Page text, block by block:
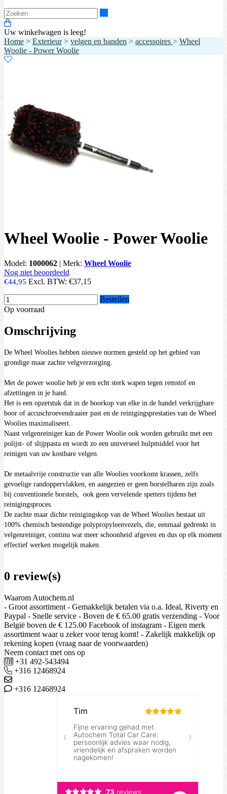
Uw winkelwagen is leeg!
Home > Exterieur> velgen en banden > accessoires > Wheel
Woolie - Power Woolie
Wheel Woolie - Power Woolie
Model: 1000062 | Merk: Wheel Woolie
Nog niet beoordeeld
€44,95 Excl. BTW: €37,15
Bestellen
Op voorraad
Omschrijving
De Wheel Woolies hebben nieuwe normen gesteld op het gebied van
grondige maar zachte velgverzorging.
Met de power woolie heb je een echt sterk wapen tegen remstof en
afzettingen in je hand.
Het is een opzetstuk dat in de boorkop van elke in de handel verkrijgbare
boor of accuschroevendraaier past en de reinigingsprestaties van de Wheel
Woolies maximaliseert.
Naast velgenreiniger kan de Power Woolie ook worden gebruikt met een
polijst- of slijppasta en wordt zo een universeel hulpmiddel voor het
reinigen van uw kostbare velgen.
De metaalvrije constructie van alle Woolies voorkomt krassen, zelfs
gevoelige randoppervlakken, en aangezien er geen borstelharen zijn zoals
bij conventionele borstels, ook geen vervelende spetters tijdens het
reinigingsproces.
De zachte maar dichte reinigingskop van de Wheel Woolies bestaat uit
100% chemisch bestendige polypropyleenvezels, die, eenmaal gedrenkt in
velgenreiniger, continu wat meer schoonheid afgeven en dus op elk moment
effectief werken mogelijk maken.
0 review(s)
Waarom Autochem.nl
- Groot assortiment - Gemakkelijk betalen via o.a. Ideal, Riverty en
Paypal - Snelle service - Boven de € 65.00 gratis verzending - Voor
België boven de € 125.00 Facebook of instagram - Eigen merk
assortiment waar u zeker voor terug komt! - Zakelijk makkelijk op
rekening kopen (vraag naar de voorwaarden)
Neem contact met ons op
+31 492-543494
+316 12468924
+316 12468924